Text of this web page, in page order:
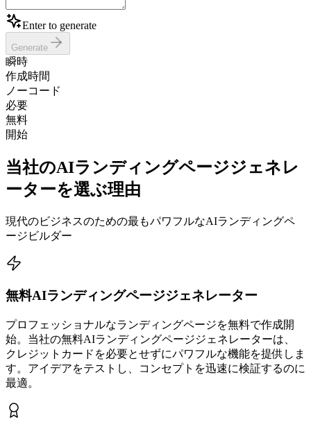
Enter to generate
Generate
瞬時
作成時間
ノーコード
必要
無料
開始
当社のAIランディングページジェネレ
ーターを選ぶ理由
現代のビジネスのための最もパワフルなAIランディングペ
ージビルダー
無料AIランディングページジェネレーター
プロフェッショナルなランディングページを無料で作成開
始。当社の無料AIランディングページジェネレーターは、
クレジットカードを必要とせずにパワフルな機能を提供しま
す。アイデアをテストし、コンセプトを迅速に検証するのに
最適。